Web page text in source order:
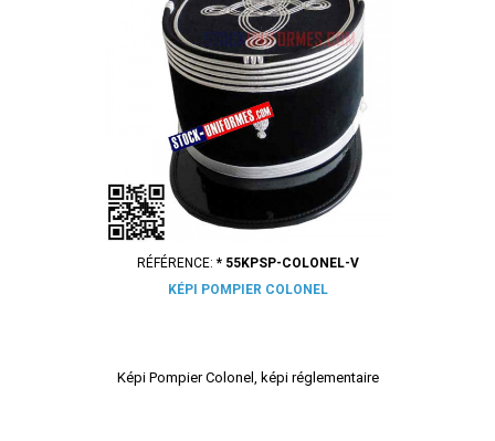
RÉFÉRENCE: * 55KPSP-COLONEL-V
KÉPI POMPIER COLONEL
Képi Pompier Colonel, képi réglementaire